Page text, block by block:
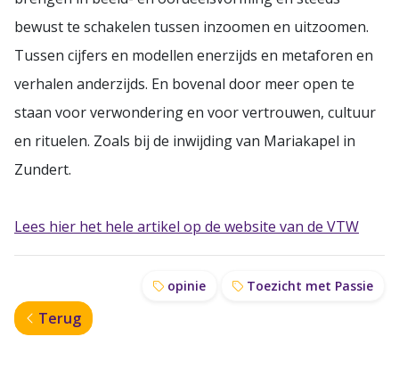
bewust te schakelen tussen inzoomen en uitzoomen.
Tussen cijfers en modellen enerzijds en metaforen en
verhalen anderzijds. En bovenal door meer open te
staan voor verwondering en voor vertrouwen, cultuur
en rituelen. Zoals bij de inwijding van Mariakapel in
Zundert.
Lees hier het hele artikel op de website van de VTW
opinie Toezicht met Passie
Terug